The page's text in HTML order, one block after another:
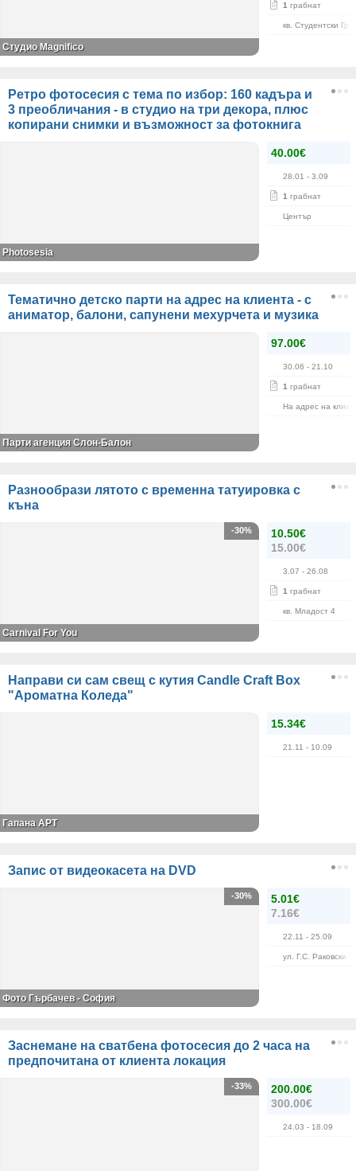
1 грабнат
кв. Студентски
Студио Magnifico
Ретро фотосесия с тема по избор: 160 кадъра и
3 преобличания - в студио на три декора, плюс
копирани снимки и възможност за фотокнига
40.00€
28.01 - 3.09
1 грабнат
Център
Photosesia
Тематично детско парти на адрес на клиента - с
аниматор, балони, сапунени мехурчета и музика
97.00€
30.06 - 21.10
1 грабнат
На адрес на
Парти агенция Слон-Балон
Разнообрази лятото с временна татуировка с
къна
10.50€
15.00€
3.07 - 26.08
1 грабнат
кв. Младост 4
-30%
Carnival For You
Направи си сам свещ с кутия Candle Craft Box
"Ароматна Коледа"
15.34€
21.11 - 10.09
Гапана АРТ
Запис от видеокасета на DVD
5.01€
7.16€
22.11 - 25.09
ул. Г.С. Раковски
-30%
Фото Гърбачев - София
Заснемане на сватбена фотосесия до 2 часа на
предпочитана от клиента локация
200.00€
300.00€
24.03 - 18.09
-33%